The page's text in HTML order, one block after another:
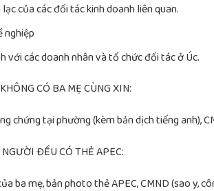
của các đối tác kinh doanh liên quan.
nghiệp
với các doanh nhân và tổ chức đối tác ở Úc.
CÓ BA MẸ CÙNG XIN:
chứng tại phường (kèm bản dịch tiếng anh),
ĐỀU CÓ THẺ APEC:
ba mẹ, bản photo thẻ APEC, CMND (sao y,